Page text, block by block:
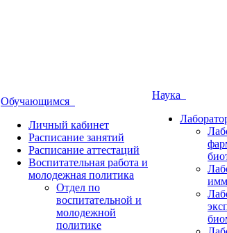
Обучающимся
Личный кабинет
Расписание занятий
Расписание аттестаций
Воспитательная работа и
молодежная политика
Отдел по
воспитательной и
молодежной
политике
Наука